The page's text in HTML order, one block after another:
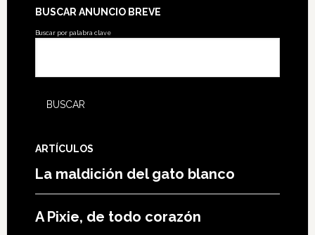
BUSCAR ANUNCIO BREVE
Buscar por palabra clave
ARTÍCULOS
La maldición del gato blanco
A Pixie, de todo corazón